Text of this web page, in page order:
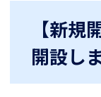
【新
開設し